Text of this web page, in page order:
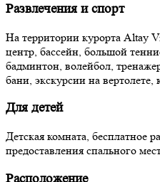
Развлечения и спорт
На территории курорта Altay
центр, бассейн, большой
бадминтон, волейбол,
бани, экскурсии на вертолете,
Для детей
Детская комната, бесплатное
предоставления спального
Расположение